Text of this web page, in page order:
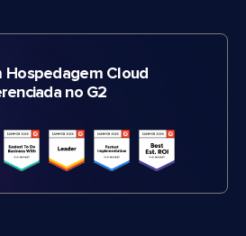
Cloud
no G2